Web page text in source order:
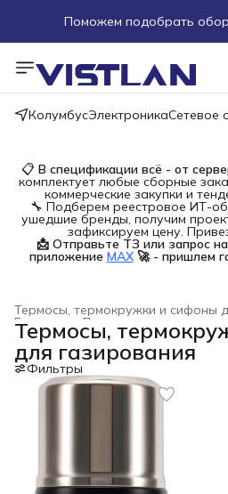
Поможем подобрать
Пуско-
Пришлите запрос на e-
КолумбусЭлектроникаСетевое
📋 В спецификации всё - от
комплектует любые сборные
коммерческие закупки и
🔧 Подберем реестровое ИТ-
ушедшие бренды, получим
зафиксируем цену.
📩 Отправьте ТЗ или запрос
приложение MAX 🚀 - пришлем
Термосы, термокружки и сифоны
Дом и сад
Главная
Термосы,
для газирования
Фильтры